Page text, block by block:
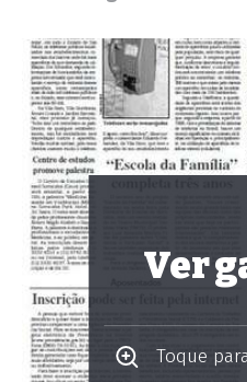
Ver
Toque